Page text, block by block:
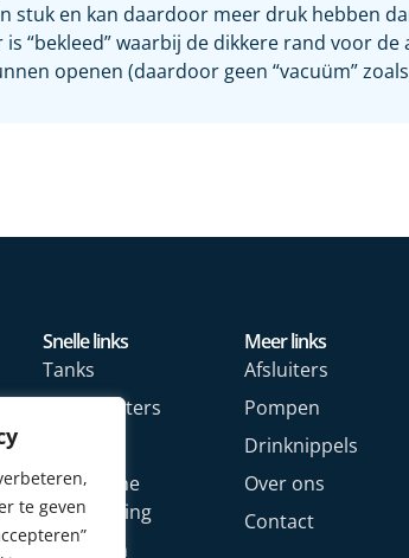
te geven
stuk en kan daardoor meer druk hebben
“bekleed” waarbij de dikkere rand voor
openen (daardoor geen “vacuüm”
Snelle links
Tanks
Watermeters
Elektrische
Verwarming
Sensoren
Meer links
Afsluiters
Pompen
Drinknippels
Over ons
Contact